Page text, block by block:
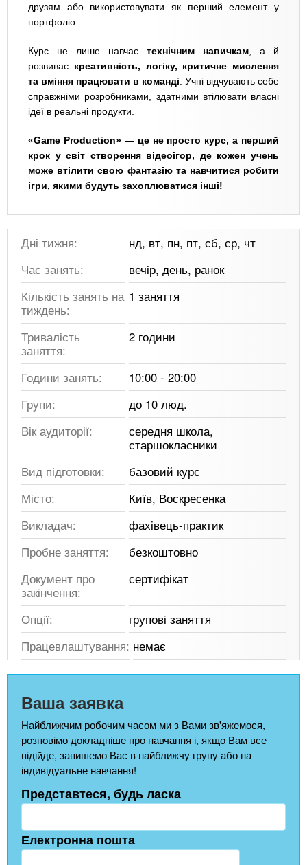
друзям або використовувати як перший елемент у
портфоліо.
Курс не лише навчає технічним навичкам , а й
розвиває креативність, логіку, критичне мислення
та вміння працювати в команді . Учні відчувають себе
справжніми розробниками, здатними втілювати власні
ідеї в реальні продукти.
«Game Production» — це не просто курс, а перший
крок у світ створення відеоігор, де кожен учень
може втілити свою фантазію та навчитися робити
ігри, якими будуть захоплюватися інші!
Дні тижня:
нд, вт, пн, пт, сб, ср, чт
Час занять:
вечір, день, ранок
Кількість занять на
тиждень:
1 заняття
Тривалість
заняття:
2 години
Години занять:
10:00 - 20:00
Групи:
до 10 люд.
Вік аудиторії:
середня школа,
старшокласники
Вид підготовки:
базовий курс
Місто:
Київ, Воскресенка
Викладач:
фахівець-практик
Пробне заняття:
безкоштовно
Документ про
закінчення:
сертифікат
Опції:
групові заняття
Працевлаштування: немає
Ваша заявка
Найближчим робочим часом ми з Вами зв'яжемося,
розповімо докладніше про навчання і, якщо Вам все
підійде, запишемо Вас в найближчу групу або на
індивідуальне навчання!
Представтеся, будь ласка
Електронна пошта